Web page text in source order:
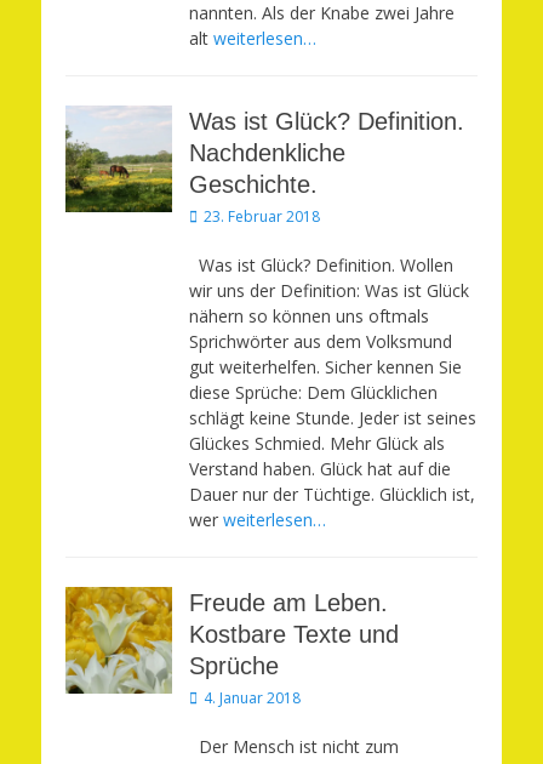
nannten. Als der Knabe zwei Jahre
alt weiterlesen…
Was ist Glück? Definition.
Nachdenkliche
Geschichte.
Veröffentlicht
23. Februar 2018
Was ist Glück? Definition. Wollen
wir uns der Definition: Was ist Glück
nähern so können uns oftmals
Sprichwörter aus dem Volksmund
gut weiterhelfen. Sicher kennen Sie
diese Sprüche: Dem Glücklichen
schlägt keine Stunde. Jeder ist seines
Glückes Schmied. Mehr Glück als
Verstand haben. Glück hat auf die
Dauer nur der Tüchtige. Glücklich ist,
wer weiterlesen…
Freude am Leben.
Kostbare Texte und
Sprüche
Veröffentlicht
4. Januar 2018
Der Mensch ist nicht zum